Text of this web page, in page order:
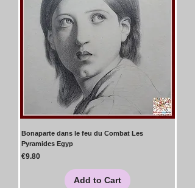
Bonaparte dans le feu du Combat Les
Pyramides Egyp
Price
€9.80
Add to Cart